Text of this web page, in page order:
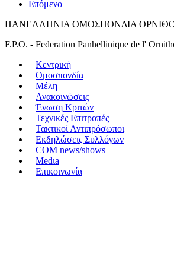
Επόμενο
ΠΑΝΕΛΛΗΝΙΑ ΟΜΟΣΠΟΝΔΙΑ
F.P.O. - Federation Panhellinique de l'
Κεντρική
Ομοσπονδία
Μέλη
Ανακοινώσεις
Ένωση Κριτών
Τεχνικές Επιτροπές
Τακτικοί Αντιπρόσωποι
Εκδηλώσεις Συλλόγων
COM news/shows
Medιa
Επικοινωνία